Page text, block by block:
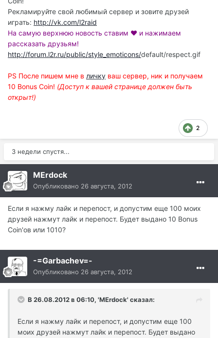
Рекламируйте свой любимый сервер и зовите друзей
играть: http://vk.com/l2raid
На самую верхнюю новость ставим ♥ и нажимаем
рассказать друзьям!
http://forum.l2r.ru/public/style_emoticons/default/respect.gif
PS После пишем мне в личку ваш сервер, ник и получаем
10 Bonus Coin! (Доступ к вашей странице должен быть
открыт!)
2
3 недели спустя...
MErdock
Опубликовано 26 августа, 2012
Если я нажму лайк и перепост, и допустим еще 100 моих
друзей нажмут лайк и перепост. Будет выдано 10 Bonus
Coin'ов или 1010?
-=Garbachev=-
Опубликовано 26 августа, 2012
В 26.08.2012 в 06:10, 'MErdock' сказал:
Если я нажму лайк и перепост, и допустим еще 100
моих друзей нажмут лайк и перепост. Будет выдано